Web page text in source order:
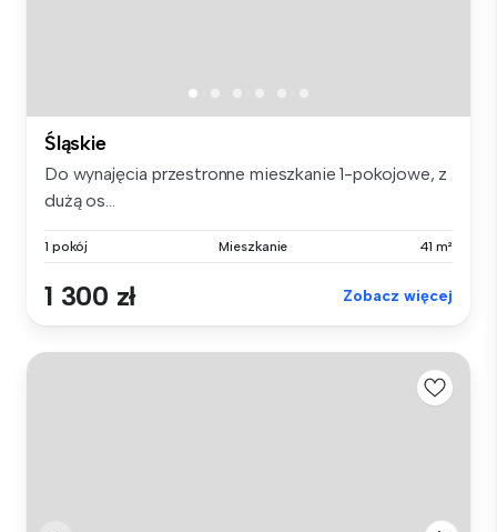
Śląskie
Do wynajęcia przestronne mieszkanie 1-pokojowe, z
dużą os...
1 pokój Mieszkanie 41 m²
1 300 zł Zobacz więcej